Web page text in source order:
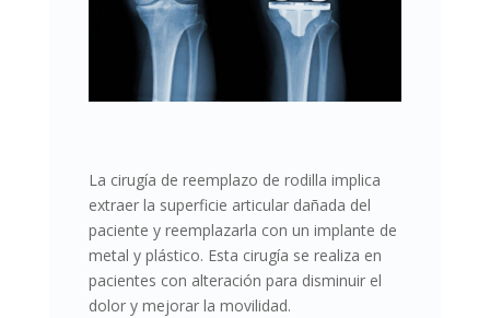
La cirugía de reemplazo de rodilla implica
extraer la superficie articular dañada del
paciente y reemplazarla con un implante de
metal y plástico. Esta cirugía se realiza en
pacientes con alteración para disminuir el
dolor y mejorar la movilidad.